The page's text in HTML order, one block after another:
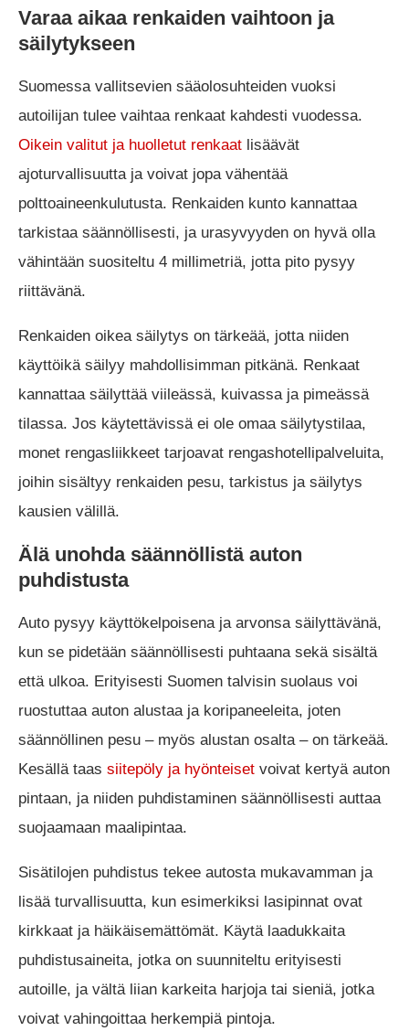
Varaa aikaa renkaiden vaihtoon ja
säilytykseen
Suomessa vallitsevien sääolosuhteiden vuoksi
autoilijan tulee vaihtaa renkaat kahdesti vuodessa.
Oikein valitut ja huolletut renkaat lisäävät
ajoturvallisuutta ja voivat jopa vähentää
polttoaineenkulutusta. Renkaiden kunto kannattaa
tarkistaa säännöllisesti, ja urasyvyyden on hyvä olla
vähintään suositeltu 4 millimetriä, jotta pito pysyy
riittävänä.
Renkaiden oikea säilytys on tärkeää, jotta niiden
käyttöikä säilyy mahdollisimman pitkänä. Renkaat
kannattaa säilyttää viileässä, kuivassa ja pimeässä
tilassa. Jos käytettävissä ei ole omaa säilytystilaa,
monet rengasliikkeet tarjoavat rengashotellipalveluita,
joihin sisältyy renkaiden pesu, tarkistus ja säilytys
kausien välillä.
Älä unohda säännöllistä auton
puhdistusta
Auto pysyy käyttökelpoisena ja arvonsa säilyttävänä,
kun se pidetään säännöllisesti puhtaana sekä sisältä
että ulkoa. Erityisesti Suomen talvisin suolaus voi
ruostuttaa auton alustaa ja koripaneeleita, joten
säännöllinen pesu – myös alustan osalta – on tärkeää.
Kesällä taas siitepöly ja hyönteiset voivat kertyä auton
pintaan, ja niiden puhdistaminen säännöllisesti auttaa
suojaamaan maalipintaa.
Sisätilojen puhdistus tekee autosta mukavamman ja
lisää turvallisuutta, kun esimerkiksi lasipinnat ovat
kirkkaat ja häikäisemättömät. Käytä laadukkaita
puhdistusaineita, jotka on suunniteltu erityisesti
autoille, ja vältä liian karkeita harjoja tai sieniä, jotka
voivat vahingoittaa herkempiä pintoja.